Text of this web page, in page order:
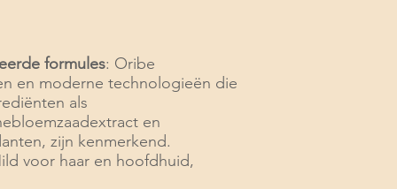
formules: Oribe
en moderne technologieën die
als
en
zijn kenmerkend.
voor haar en hoofdhuid,